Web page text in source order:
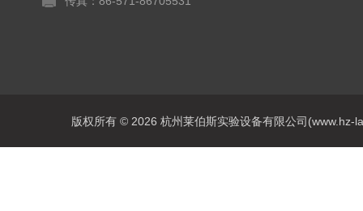
版权所有 © 2026 杭州莱伯斯实验设备有限公司